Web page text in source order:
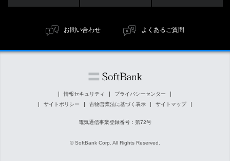
お問い合わせ よくあるご質問
情報セキュリティ
プライバシーセンター
サイトポリシー
古物営業法に基づく表示 サイトマップ
電気通信事業登録番号：第72号
© SoftBank Corp. All Rights Reserved.